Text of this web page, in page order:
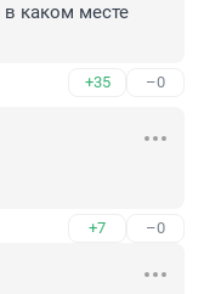
каком месте
+35 –0
+7 –0